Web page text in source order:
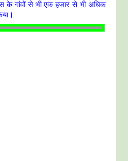
के गांवों से भी एक हजार से भी अधिक
।